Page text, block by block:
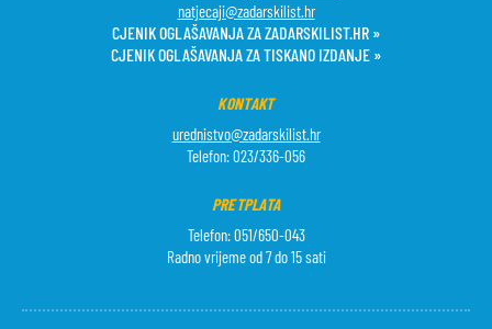
natjecaji@zadarskilist.hr
CJENIK OGLAŠAVANJA ZA ZADARSKILIST.HR »
CJENIK OGLAŠAVANJA ZA TISKANO IZDANJE »
KONTAKT
urednistvo@zadarskilist.hr
Telefon: 023/336-056
PRETPLATA
Telefon: 051/650-043
Radno vrijeme od 7 do 15 sati